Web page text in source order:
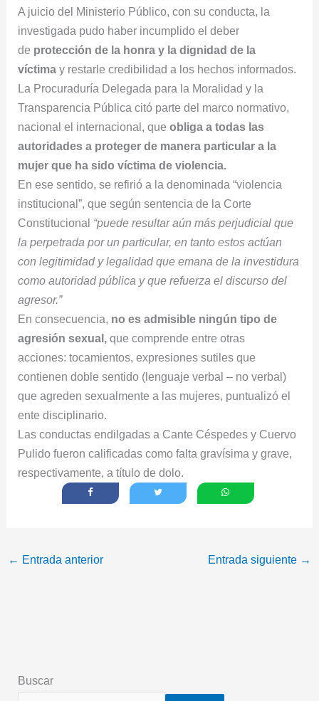
A juicio del Ministerio Público, con su conducta, la
investigada pudo haber incumplido el deber
de protección de la honra y la dignidad de la
víctima y restarle credibilidad a los hechos informados.
La Procuraduría Delegada para la Moralidad y la
Transparencia Pública citó parte del marco normativo,
nacional el internacional, queobliga a todas las
autoridades a proteger de manera particular a la
mujer que ha sido víctima de violencia.
En ese sentido, se refirió a la denominada “violencia
institucional”, que según sentencia de la Corte
Constitucional “puede resultar aún más perjudicial que
la perpetrada por un particular, en tanto estos actúan
con legitimidad y legalidad que emana de la investidura
como autoridad pública y que refuerza el discurso del
agresor.”
En consecuencia, no es admisible ningún tipo de
agresión sexual, que comprende entre otras
acciones: tocamientos, expresiones sutiles que
contienen doble sentido (lenguaje verbal – no verbal)
que agreden sexualmente a las mujeres, puntualizó el
ente disciplinario.
Las conductas endilgadas a Cante Céspedes y Cuervo
Pulido fueron calificadas como falta gravísima y grave,
respectivamente, a título de dolo.
← Entrada anterior Entrada siguiente →
Buscar